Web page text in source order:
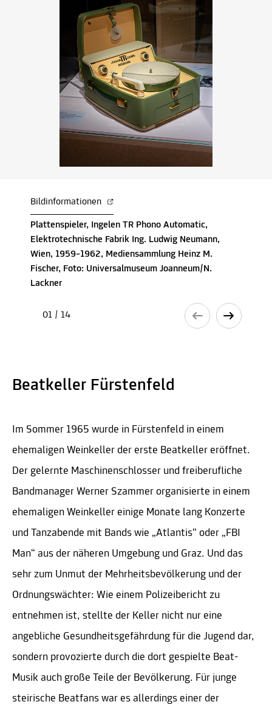
Bildinformationen
Plattenspieler, Ingelen TR Phono Automatic,
Elektrotechnische Fabrik Ing. Ludwig Neumann,
Wien, 1959–1962, Mediensammlung Heinz M.
Fischer, Foto: Universalmuseum Joanneum/N.
Lackner
01 / 14
Beatkeller Fürstenfeld
Im Sommer 1965 wurde in Fürstenfeld in einem
ehemaligen Weinkeller der erste Beatkeller eröffnet.
Der gelernte Maschinenschlosser und freiberufliche
Bandmanager Werner Szammer organisierte in einem
ehemaligen Weinkeller einige Monate lang Konzerte
und Tanzabende mit Bands wie „Atlantis“ oder „FBI
Man“ aus der näheren Umgebung und Graz. Und das
sehr zum Unmut der Mehrheitsbevölkerung und der
Ordnungswächter: Wie einem Polizeibericht zu
entnehmen ist, stellte der Keller nicht nur eine
angebliche Gesundheitsgefährdung für die Jugend dar,
sondern provozierte durch die dort gespielte Beat-
Musik auch große Teile der Bevölkerung. Für junge
steirische Beatfans war es allerdings einer der